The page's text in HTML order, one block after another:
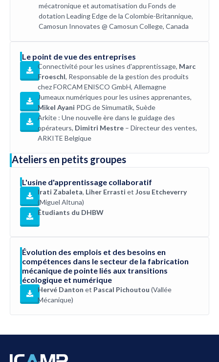
mécatronique et automatisation du Fonds de
dotation Leading Edge de la Colombie-Britannique,
Camosun Innovates @ Camosun College, Canada
Le point de vue des entreprises
Connectivité pour les usines d'apprentissage, Marc
Froeschl, Responsable de la gestion des produits
chez FORCAM ENISCO GmbH, Allemagne
Jumeaux numériques pour les usines apprenantes,
Mikel Ayani PDG de Simumatik, Suède
Arkite : Une nouvelle ère dans le guidage des
opérateurs, Dimitri Mestre – Directeur des ventes,
ARKITE Belgique
Ateliers en petits groupes
L'usine d'apprentissage collaboratif
Irati Zabaleta, Liher ErrastietJosu Etcheverry
(Miguel Altuna)
Étudiants du DHBW
Évolution des emplois et des besoins en
compétences dans le secteur de la fabrication
mécanique de pointe liés aux transitions
écologique et numérique
Hervé Danton et Pascal Pichoutou (Vallée
Mécanique)